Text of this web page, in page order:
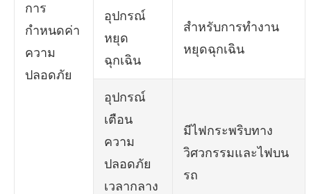
การ
กำหนดค่า
ความ
ปลอดภัย
อุปกรณ์
หยุด
ฉุกเฉิน
สำหรับการทำงาน
หยุดฉุกเฉิน
อุปกรณ์
เตือน
ความ
ปลอดภัย
เวลากลาง
มีไฟกระพริบทาง
วิศวกรรมและไฟบน
รถ